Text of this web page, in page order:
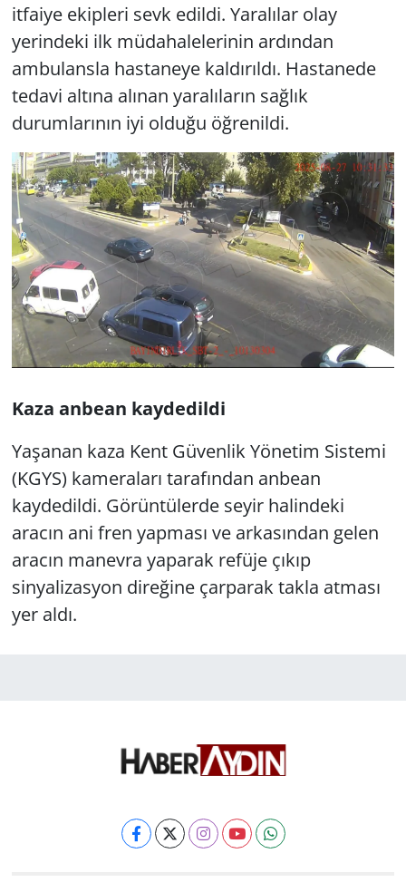
itfaiye ekipleri sevk edildi. Yaralılar olay
yerindeki ilk müdahalelerinin ardından
ambulansla hastaneye kaldırıldı. Hastanede
tedavi altına alınan yaralıların sağlık
durumlarının iyi olduğu öğrenildi.
Kaza anbean kaydedildi
Yaşanan kaza Kent Güvenlik Yönetim Sistemi
(KGYS) kameraları tarafından anbean
kaydedildi. Görüntülerde seyir halindeki
aracın ani fren yapması ve arkasından gelen
aracın manevra yaparak refüje çıkıp
sinyalizasyon direğine çarparak takla atması
yer aldı.